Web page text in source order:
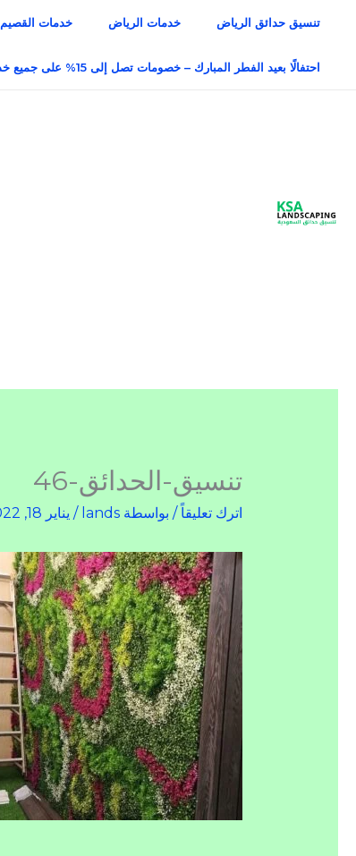
المحتوى
تنسيق حدائق الرياض خدمات الرياض خدمات القصيم
احتفالًا بعيد الفطر المبارك – خصومات تصل إلى 15% على جميع خدماتنا
تنسيق-الحدائق-46
اترك تعليقاً / بواسطة lands
/ يناير 18, 2022